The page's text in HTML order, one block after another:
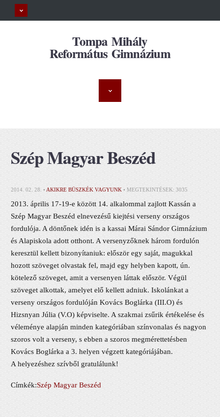
Tompa Mihály
Református Gimnázium
Szép Magyar Beszéd
2014. 02. 28. • AKIKRE BÜSZKÉK VAGYUNK • MEGTEKINTÉSEK: 3035
2013. április 17-19-e között 14. alkalommal zajlott Kassán a
Szép Magyar Beszéd elnevezésű kiejtési verseny országos
fordulója. A döntőnek idén is a kassai Márai Sándor Gimnázium
és Alapiskola adott otthont. A versenyzőknek három fordulón
keresztül kellett bizonyítaniuk: először egy saját, magukkal
hozott szöveget olvastak fel, majd egy helyben kapott, ún.
kötelező szöveget, amit a versenyen láttak először. Végül
szöveget alkottak, amelyet elő kellett adniuk. Iskolánkat a
verseny országos fordulóján Kovács Boglárka (III.O) és
Hizsnyan Júlia (V.O) képviselte. A szakmai zsűrik értékelése és
véleménye alapján minden kategóriában színvonalas és nagyon
szoros volt a verseny, s ebben a szoros megmérettetésben
Kovács Boglárka a 3. helyen végzett kategóriájában.
A helyezéshez szívből gratulálunk!
Címkék:Szép Magyar Beszéd